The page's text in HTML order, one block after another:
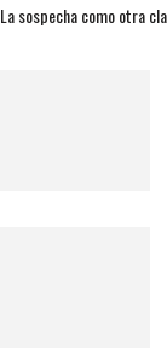
La sospecha como otra